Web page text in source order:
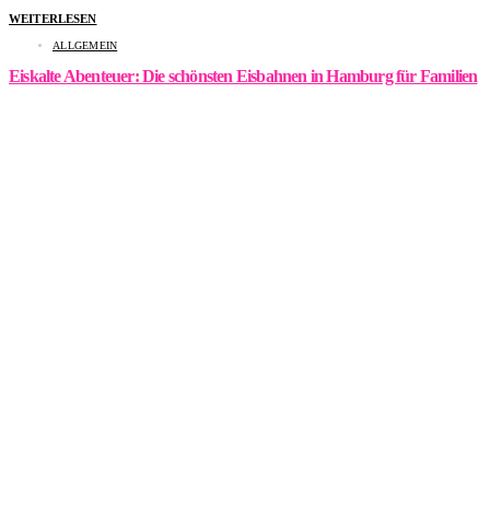
WEITERLESEN
ALLGEMEIN
Eiskalte Abenteuer: Die schönsten Eisbahnen in Hamburg für Familien